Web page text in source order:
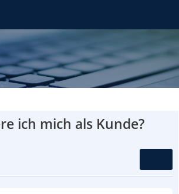
ich mich als Kunde?